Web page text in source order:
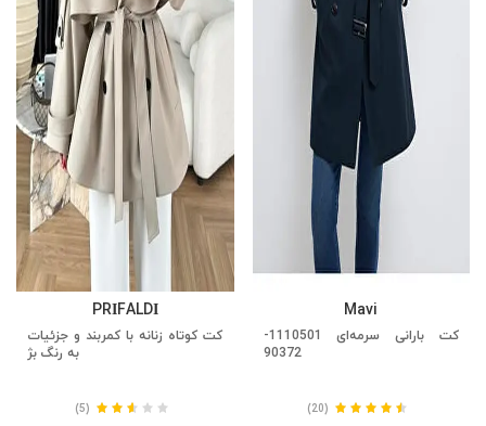
Mavi
کت بارانی سرمه‌ای 1110501-
90372
(20)
PRİFALDİ
کت کوتاه زنانه با کمربند و جزئیات
به رنگ بژ
(5)